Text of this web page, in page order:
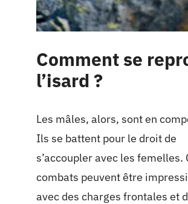
Comment se
l’isard ?
Les mâles, alors, sont en
Ils se battent pour le droit de
s’accoupler avec les femelles.
combats peuvent être
avec des charges frontales et